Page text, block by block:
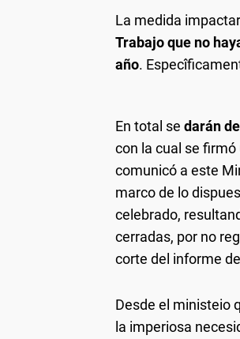
La medida
Trabajo que no
año.
En total se darán
con la cual se
comunicó a este
marco de lo
celebrado,
cerradas, por no
corte del informe
Desde el ministeio
la imperiosa